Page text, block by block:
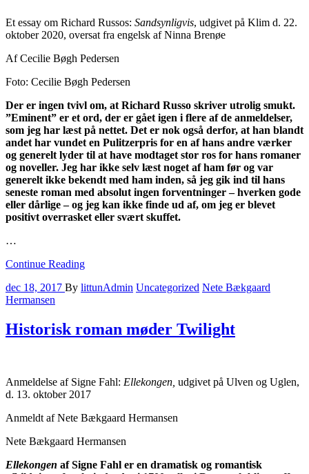
Et essay om Richard Russos: Sandsynligvis, udgivet på Klim d. 22.
oktober 2020, oversat fra engelsk af Ninna Brenøe
Af Cecilie Bøgh Pedersen
Foto: Cecilie Bøgh Pedersen
Der er ingen tvivl om, at Richard Russo skriver utrolig smukt.
”Eminent” er et ord, der er gået igen i flere af de anmeldelser,
som jeg har læst på nettet. Det er nok også derfor, at han blandt
andet har vundet en Pulitzerpris for en af hans andre værker
og generelt lyder til at have modtaget stor ros for hans romaner
og noveller. Jeg har ikke selv læst noget af ham før og var
generelt ikke bekendt med ham inden, så jeg gik ind til hans
seneste roman med absolut ingen forventninger – hverken gode
eller dårlige – og jeg kan ikke finde ud af, om jeg er blevet
positivt overrasket eller svært skuffet.
…
Continue Reading
dec 18, 2017 By littunAdmin Uncategorized Nete Bækgaard
Hermansen
Historisk roman møder Twilight
Anmeldelse af Signe Fahl: Ellekongen, udgivet på Ulven og Uglen,
d. 13. oktober 2017
Anmeldt af Nete Bækgaard Hermansen
Nete Bækgaard Hermansen
Ellekongen af Signe Fahl er en dramatisk og romantisk